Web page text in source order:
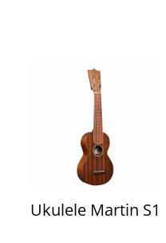
Ukulele Martin S1